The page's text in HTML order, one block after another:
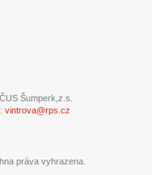
Šumperk,z.s.
vintrova@rps.cz
práva vyhrazena.